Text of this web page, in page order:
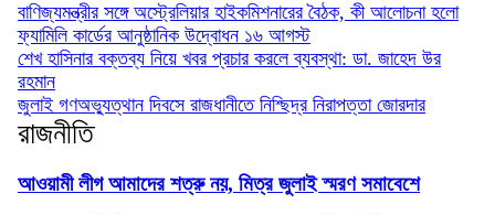
বাণিজ্যমন্ত্রীর সঙ্গে অস্ট্রেলিয়ার হাইকমিশনারের বৈঠক, কী আলোচনা হলো
ফ্যামিলি কার্ডের আনুষ্ঠানিক উদ্বোধন ১৬ আগস্ট
শেখ হাসিনার বক্তব্য নিয়ে খবর প্রচার করলে ব্যবস্থা: ডা. জাহেদ উর
রহমান
জুলাই গণঅভ্যুত্থান দিবসে রাজধানীতে নিশ্ছিদ্র নিরাপত্তা জোরদার
রাজনীতি
আওয়ামী লীগ আমাদের শত্রু নয়, মিত্র জুলাই স্মরণ সমাবেশে